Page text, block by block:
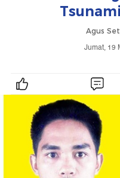
Agus
Jumat, 19